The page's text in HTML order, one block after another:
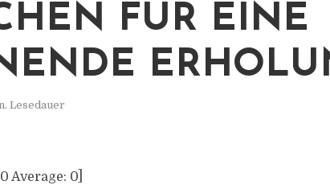
FÜR EINE
Lesedauer
0 Average: 0